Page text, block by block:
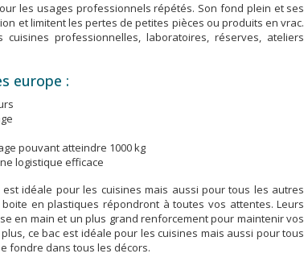
les usages professionnels répétés. Son fond plein et ses
et limitent les pertes de petites pièces ou produits en vrac.
professionnelles, laboratoires, réserves, ateliers
europe :
pouvant atteindre 1000 kg
logistique efficace
est idéale pour les cuisines mais aussi pour tous les autres
boite en plastiques répondront à toutes vos attentes. Leurs
en main et un plus grand renforcement pour maintenir vos
ce bac est idéale pour les cuisines mais aussi pour tous
fondre dans tous les décors.